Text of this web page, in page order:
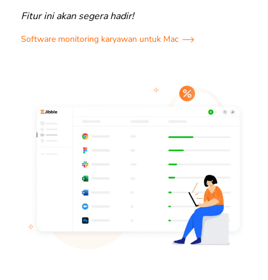
Fitur ini akan segera hadir!
Software monitoring karyawan untuk Mac